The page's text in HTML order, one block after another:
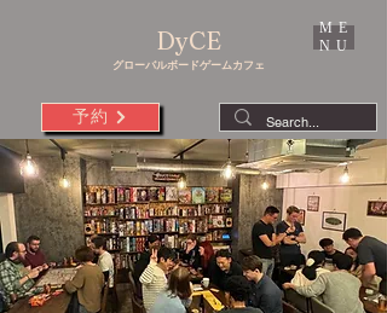
DyCE
グローバルボードゲームカフェ
予約
ME
NU